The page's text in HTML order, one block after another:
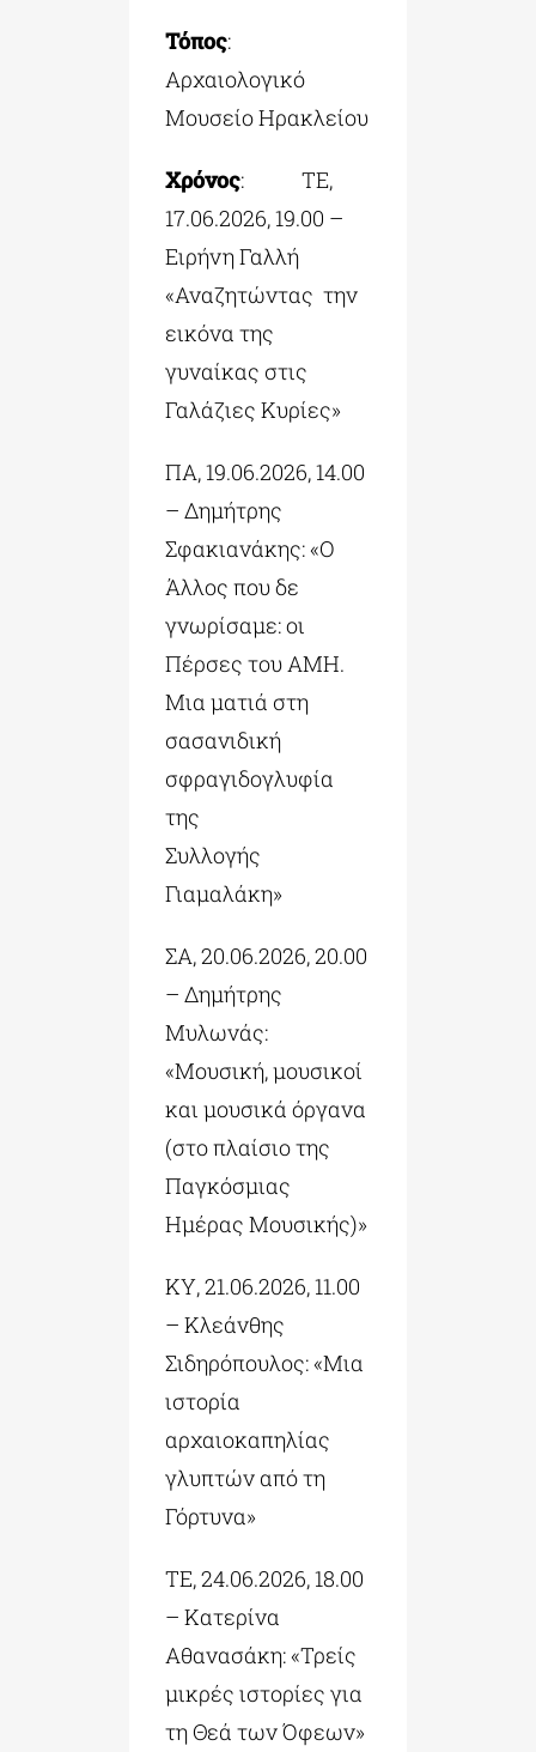
Τόπος:
Αρχαιολογικό
Μουσείο Ηρακλείου
Χρόνος: ΤΕ,
17.06.2026, 19.00 –
Ειρήνη Γαλλή
«Αναζητώντας την
εικόνα της
γυναίκας στις
Γαλάζιες Κυρίες»
ΠΑ, 19.06.2026, 14.00
– Δημήτρης
Σφακιανάκης: «Ο
Άλλος που δε
γνωρίσαμε: οι
Πέρσες του ΑΜΗ.
Μια ματιά στη
σασανιδική
σφραγιδογλυφία
της
Συλλογής
Γιαμαλάκη»
ΣΑ, 20.06.2026, 20.00
– Δημήτρης
Μυλωνάς:
«Μουσική, μουσικοί
και μουσικά όργανα
(στο πλαίσιο της
Παγκόσμιας
Ημέρας Μουσικής)»
ΚΥ, 21.06.2026, 11.00
– Κλεάνθης
Σιδηρόπουλος: «Μια
ιστορία
αρχαιοκαπηλίας
γλυπτών από τη
Γόρτυνα»
ΤΕ, 24.06.2026, 18.00
– Κατερίνα
Αθανασάκη: «Τρείς
μικρές ιστορίες για
τη Θεά των Όφεων»